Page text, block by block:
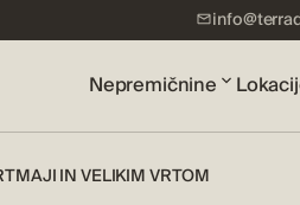
Nepremičnine
IN VELIKIM VRTOM